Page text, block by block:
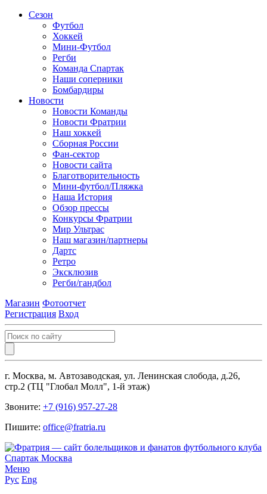
Сезон
Футбол
Хоккей
Мини-Футбол
Регби
Команда Спартак
Наши соперники
Бомбардиры
Новости
Новости Команды
Новости Фратрии
Наш хоккей
Сборная России
Фан-cектор
Новости сайта
Благотворительность
Мини-футбол/Пляжка
Наша История
Обзор прессы
Конкурсы Фратрии
Мир Ультрас
Наш магазин/партнеры
Дартс
Ретро
Эксклюзив
Регби/гандбол
Магазин Фотоотчет
Регистрация Вход
г. Москва, м. Автозаводская, ул. Ленинская слобода, д.26,
стр.2 (ТЦ "Глобал Молл", 1-й этаж)
Звоните: +7 (916) 957-27-28
Пишите: office@fratria.ru
Меню
Рус Eng